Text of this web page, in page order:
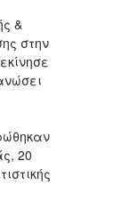
&
στην
20